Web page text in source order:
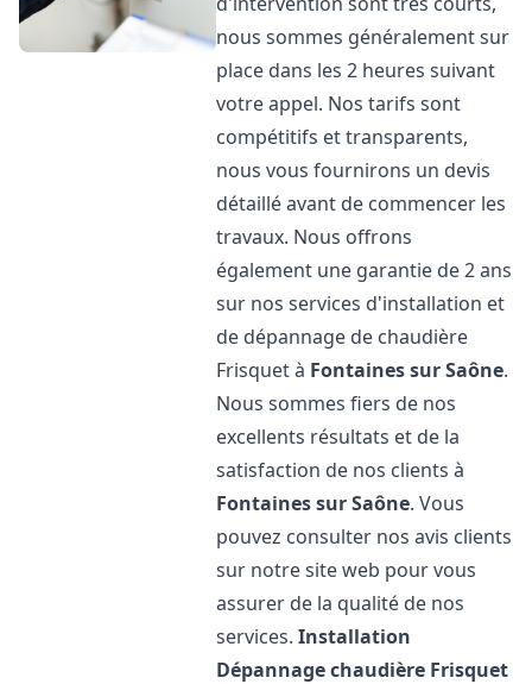
nous sommes généralement sur
place dans les 2 heures suivant
votre appel. Nos tarifs sont
compétitifs et transparents,
nous vous fournirons un devis
détaillé avant de commencer les
travaux. Nous offrons
également une garantie de 2 ans
sur nos services d'installation et
de dépannage de chaudière
Frisquet à Fontaines sur Saône.
Nous sommes fiers de nos
excellents résultats et de la
satisfaction de nos clients à
Fontaines sur Saône. Vous
pouvez consulter nos avis clients
sur notre site web pour vous
assurer de la qualité de nos
services.Installation
Dépannage chaudière Frisquet